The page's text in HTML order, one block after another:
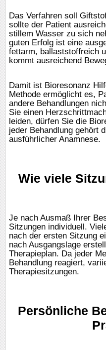
Das Verfahren soll
sollte der Patient
stillem Wasser zu sich
guten Erfolg ist eine
fettarm, ballaststoffreich
kommt ausreichend
Damit ist Bioresonanz
Methode ermöglicht es,
andere Behandlungen
Sie einen
leiden, dürfen Sie die
jeder Behandlung gehört
ausführlicher Anamnese.
Wie viele
Je nach Ausmaß Ihrer
Sitzungen individuell.
nach der ersten Sitzung
nach Ausgangslage
Therapieplan. Da jeder
Behandlung reagiert,
Therapiesitzungen.
Persönliche